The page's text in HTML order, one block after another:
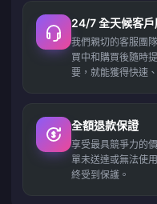
24/7 全天候客戶
我們親切的客服團
買中和購買後隨時
要，就能獲得快速
全額退款保證
享受最具競爭力的
單未送達或無法使
終受到保護。